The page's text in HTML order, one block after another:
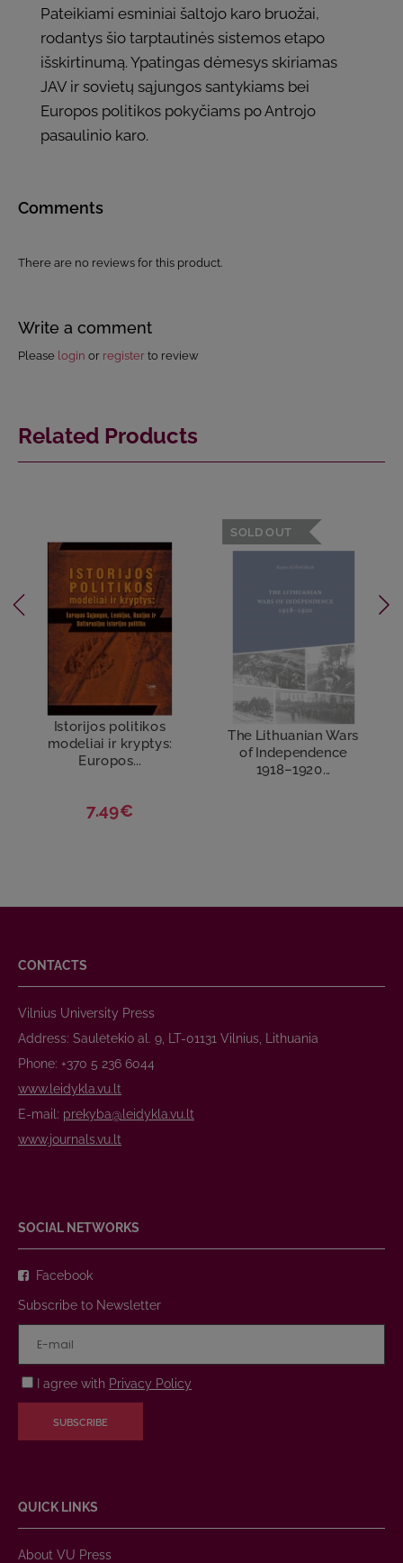
Pateikiami esminiai šaltojo karo bruožai,
rodantys šio tarptautinės sistemos etapo
išskirtinumą. Ypatingas dėmesys skiriamas
JAV ir sovietų sąjungos santykiams bei
Europos politikos pokyčiams po Antrojo
pasaulinio karo.
Comments
There are no reviews for this product.
Write a comment
Please login or register to review
Related Products
Istorijos politikos
modeliai ir kryptys:
Europos...
7.49€
SOLD OUT
The Lithuanian Wars
of Independence
1918–1920...
CONTACTS
Vilnius University Press
Address: Saulėtekio al. 9, LT-01131 Vilnius, Lithuania
Phone: +370 5 236 6044
www.leidykla.vu.lt
E-mail: prekyba@leidykla.vu.lt
www.journals.vu.lt
SOCIAL NETWORKS
Facebook
Subscribe to Newsletter
I agree with Privacy Policy
SUBSCRIBE
QUICK LINKS
About VU Press